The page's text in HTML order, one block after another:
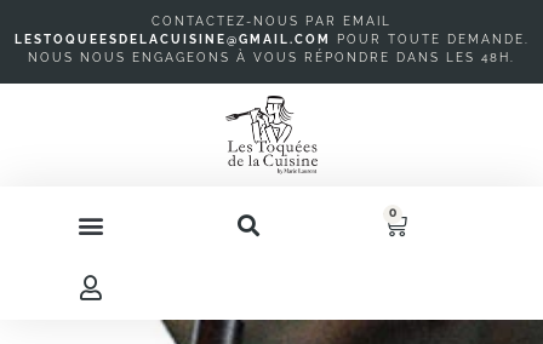
CONTACTEZ-NOUS PAR EMAIL
LESTOQUEESDELACUISINE@GMAIL.COM
POUR TOUTE DEMANDE.
NOUS NOUS ENGAGEONS À VOUS RÉPONDRE DANS LES 48H.
0